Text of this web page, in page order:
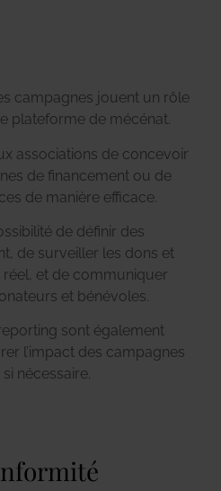
campagnes jouent un rôle
plateforme de mécénat.
associations de concevoir
de financement ou de
de manière efficace.
de définir des
de surveiller les dons et
et de communiquer
et bénévoles.
sont également
l’impact des campagnes
nécessaire.